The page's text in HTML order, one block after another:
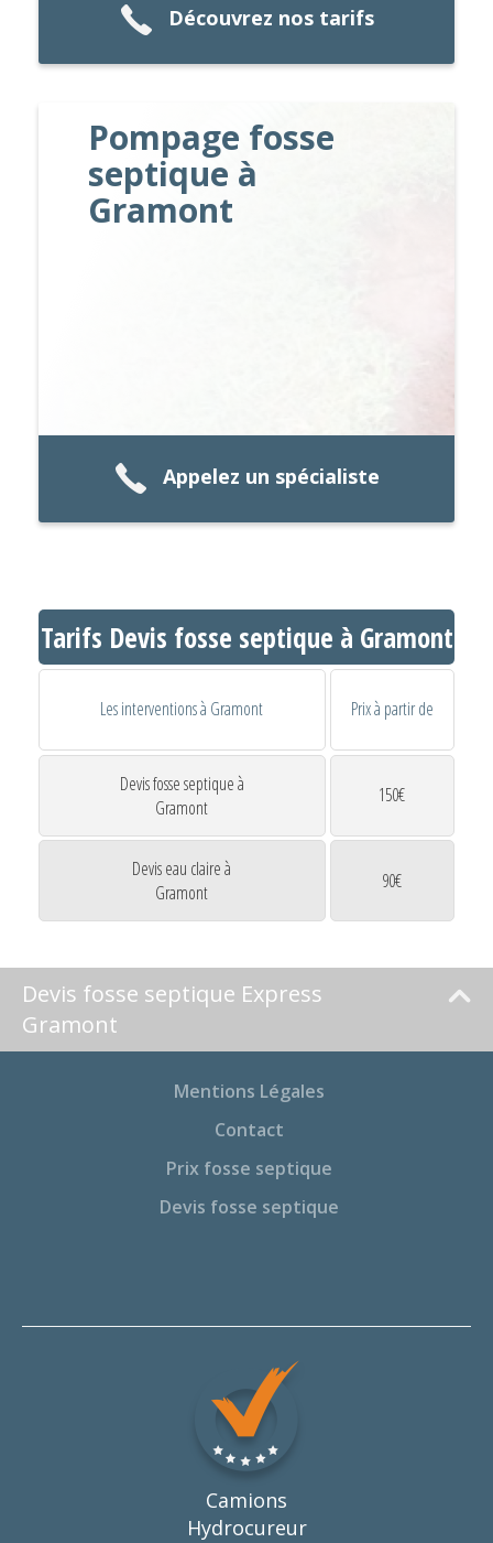
Découvrez nos tarifs
Pompage fosse
septique à
Gramont
Appelez un spécialiste
Tarifs Devis fosse septique à Gramont
Les interventions à Gramont Prix à partir de
Devis fosse septique à
Gramont
150€
Devis eau claire à
Gramont
90€
Devis fosse septique Express
Gramont
Mentions Légales
Contact
Prix fosse septique
Devis fosse septique
Camions
Hydrocureur